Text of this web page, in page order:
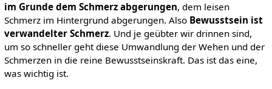
im Grunde dem Schmerz abgerungen, dem leisen
Schmerz im Hintergrund abgerungen. Also Bewusstsein ist
verwandelter Schmerz. Und je geübter wir drinnen sind,
um so schneller geht diese Umwandlung der Wehen und der
Schmerzen in die reine Bewusstseinskraft. Das ist das eine,
was wichtig ist.